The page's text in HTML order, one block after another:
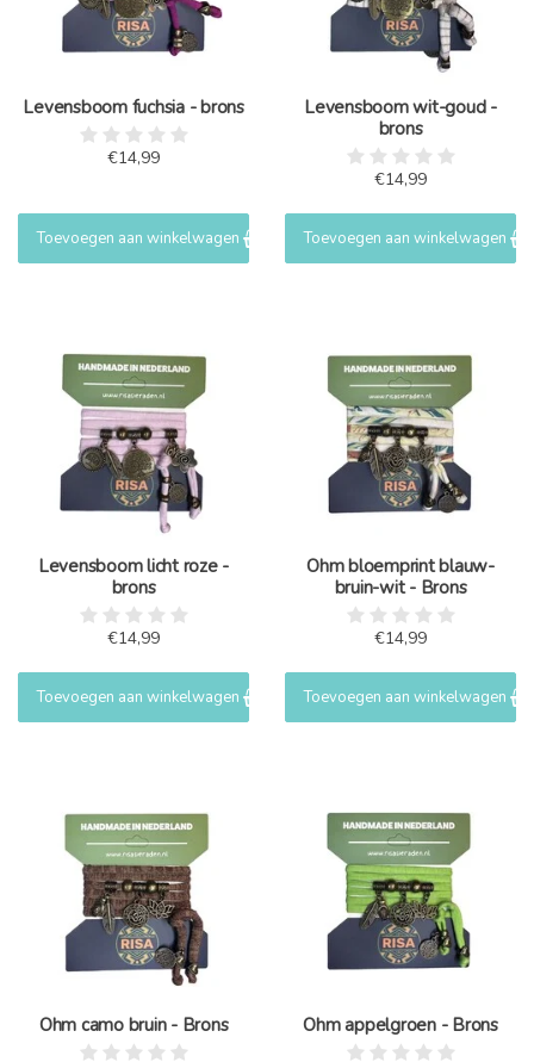
Levensboom fuchsia - brons
€14,99
Toevoegen aan winkelwagen
Levensboom wit-goud -
brons
€14,99
Toevoegen aan winkelwagen
Levensboom licht roze -
brons
€14,99
Toevoegen aan winkelwagen
Ohm bloemprint blauw-
bruin-wit - Brons
€14,99
Toevoegen aan winkelwagen
Ohm camo bruin - Brons Ohm appelgroen - Brons